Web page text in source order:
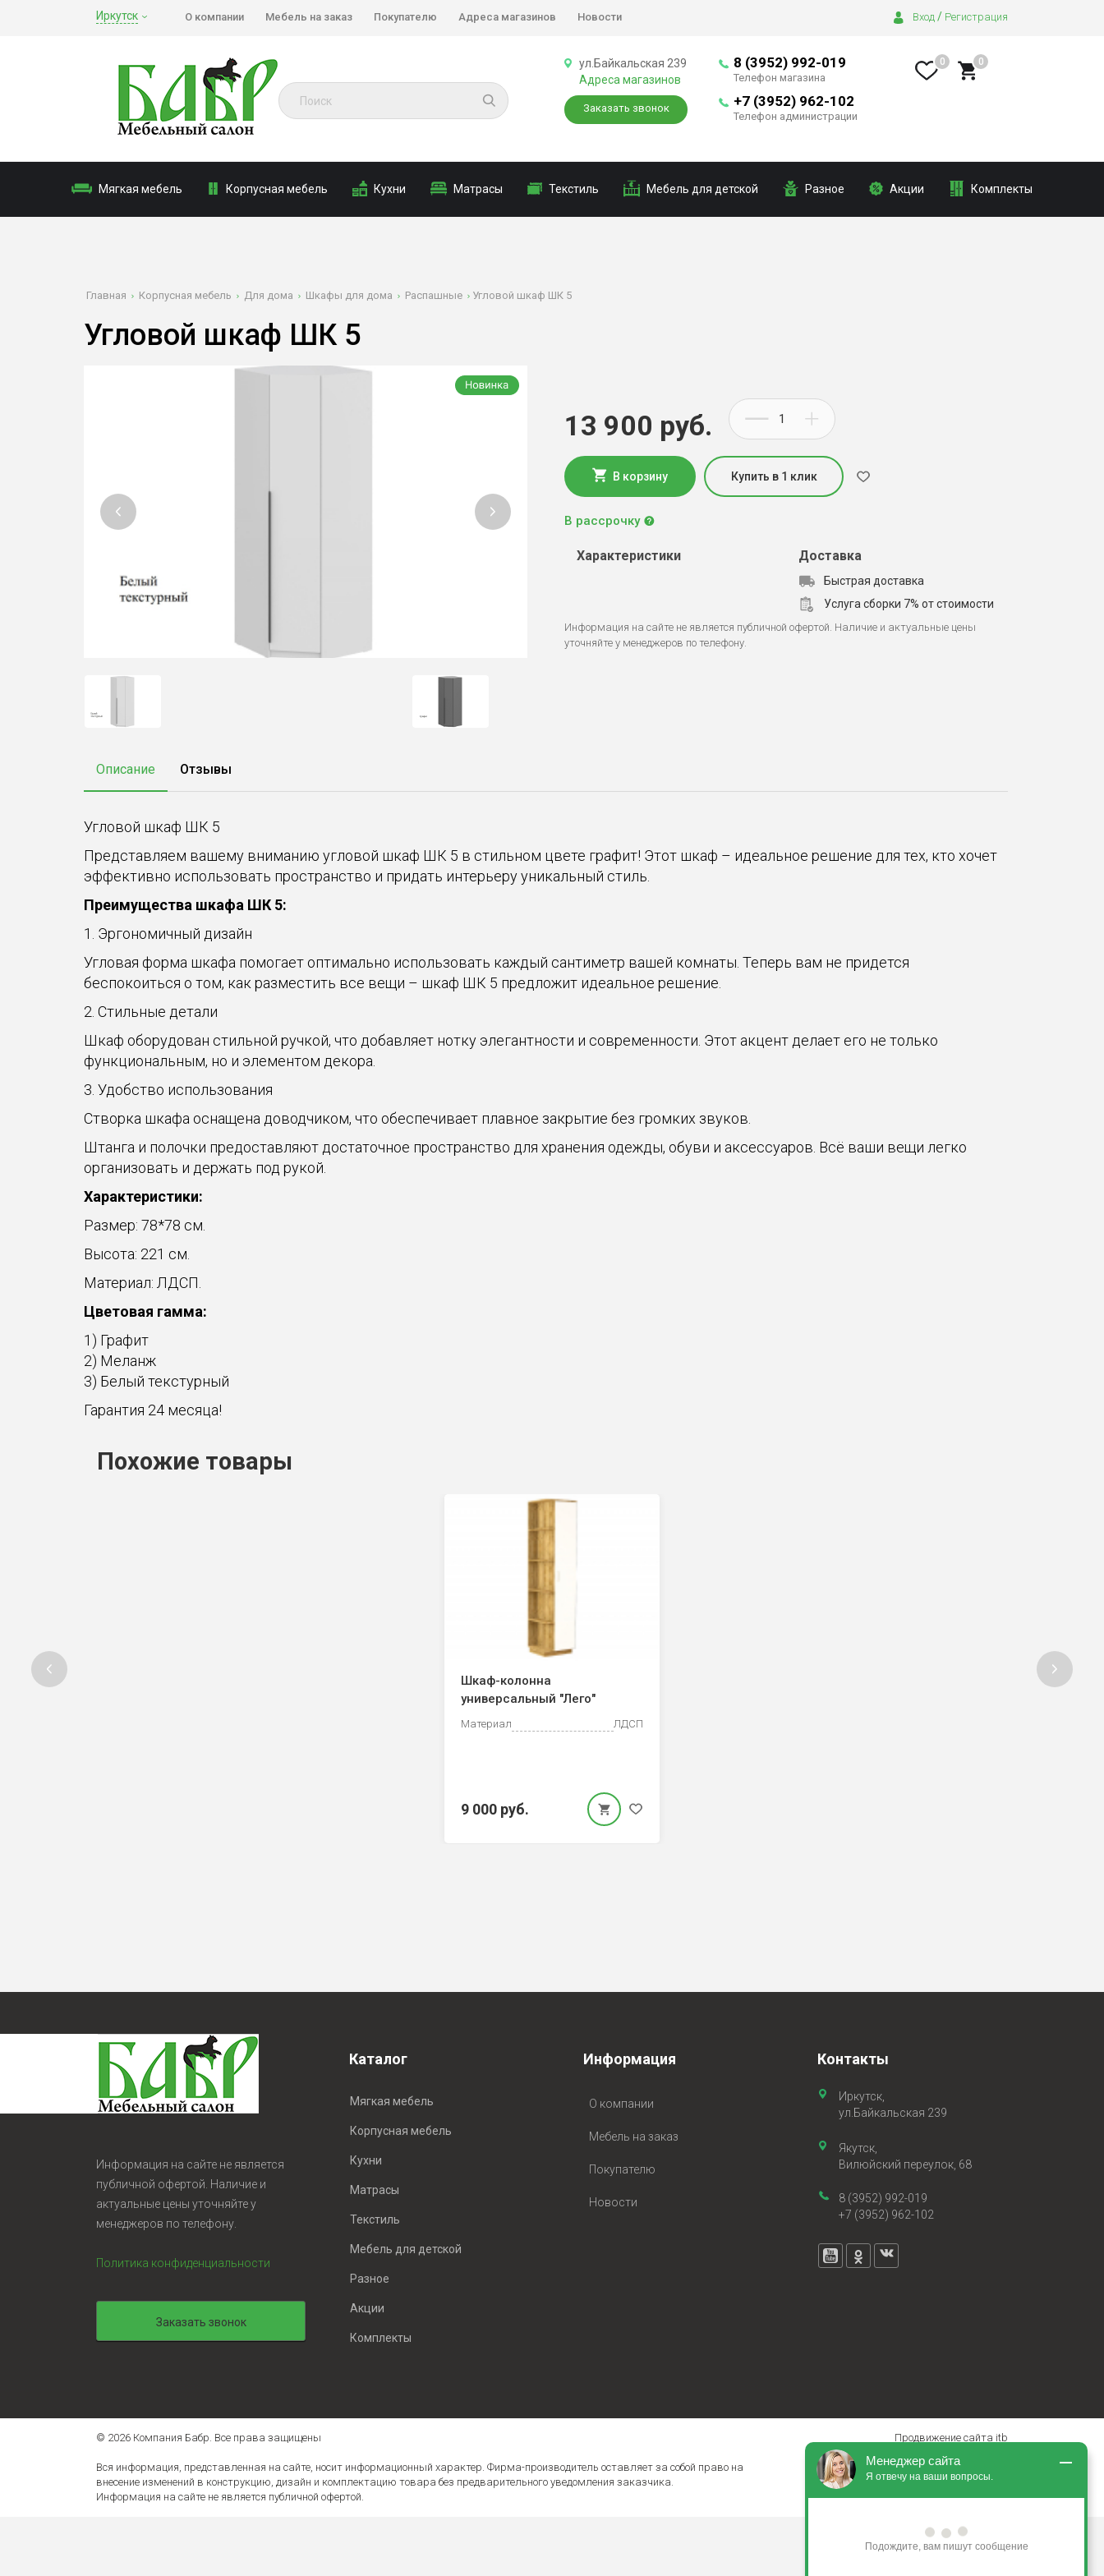
Иркутск О компании Мебель на заказ Покупателю Адреса магазинов Новости Вход / Регистрация
ул.Байкальская 239
Адреса магазинов
Заказать звонок
8 (3952) 992-019
Телефон магазина
+7 (3952) 962-102
Телефон администрации
0
0
Мягкая мебель Корпусная мебель Кухни Матрасы Текстиль Мебель для детской Разное Акции Комплекты
Главная Корпусная мебель Для дома Шкафы для дома Распашные Угловой шкаф ШК 5
Угловой шкаф ШК 5
13 900 руб.
В корзину Купить в 1 клик
В рассрочку
Характеристики Доставка
Быстрая доставка
Услуга сборки 7% от стоимости
Информация на сайте не является публичной офертой. Наличие и актуальные цены
уточняйте у менеджеров по телефону.
Описание Отзывы
Угловой шкаф ШК 5
Представляем вашему вниманию угловой шкаф ШК 5 в стильном цвете графит! Этот шкаф – идеальное решение для тех, кто хочет
эффективно использовать пространство и придать интерьеру уникальный стиль.
Преимущества шкафа ШК 5:
1. Эргономичный дизайн
Угловая форма шкафа помогает оптимально использовать каждый сантиметр вашей комнаты. Теперь вам не придется
беспокоиться о том, как разместить все вещи – шкаф ШК 5 предложит идеальное решение.
2. Стильные детали
Шкаф оборудован стильной ручкой, что добавляет нотку элегантности и современности. Этот акцент делает его не только
функциональным, но и элементом декора.
3. Удобство использования
Створка шкафа оснащена доводчиком, что обеспечивает плавное закрытие без громких звуков.
Штанга и полочки предоставляют достаточное пространство для хранения одежды, обуви и аксессуаров. Всё ваши вещи легко
организовать и держать под рукой.
Характеристики:
Размер: 78*78 см.
Высота: 221 см.
Материал: ЛДСП.
Цветовая гамма:
1) Графит
2) Меланж
3) Белый текстурный
Гарантия 24 месяца!
Похожие товары
Шкаф-колонна
универсальный "Лего"
Материал ЛДСП
9 000 руб.
Информация на сайте не является
публичной офертой. Наличие и
актуальные цены уточняйте у
менеджеров по телефону.
Политика конфиденциальности
Заказать звонок
Каталог
Мягкая мебель
Корпусная мебель
Кухни
Матрасы
Текстиль
Мебель для детской
Разное
Акции
Комплекты
Информация
О компании
Мебель на заказ
Покупателю
Новости
Контакты
Иркутск,
ул.Байкальская 239
Якутск,
Вилюйский переулок, 68
8 (3952) 992-019
+7 (3952) 962-102
© 2026 Компания Бабр. Все права защищены
Вся информация, представленная на сайте, носит информационный характер. Фирма-производитель оставляет за собой право на
внесение изменений в конструкцию, дизайн и комплектацию товара без предварительного уведомления заказчика.
Информация на сайте не является публичной офертой.
Продвижение сайта itb
Менеджер сайта
Я отвечу на ваши вопросы.
Подождите, вам пишут сообщение